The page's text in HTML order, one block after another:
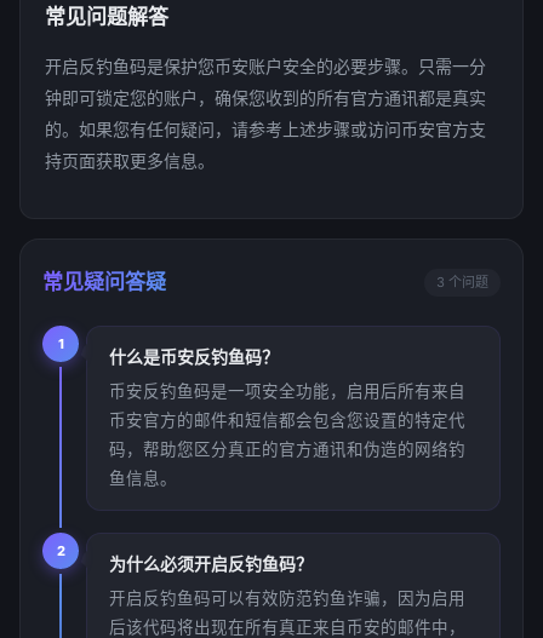
常见问题解答
开启反钓鱼码是保护您币安账户安全的必要步骤。只需一分
钟即可锁定您的账户，确保您收到的所有官方通讯都是真实
的。如果您有任何疑问，请参考上述步骤或访问币安官方支
持页面获取更多信息。
常见疑问答疑 3 个问题
1
什么是币安反钓鱼码？
币安反钓鱼码是一项安全功能，启用后所有来自
币安官方的邮件和短信都会包含您设置的特定代
码，帮助您区分真正的官方通讯和伪造的网络钓
鱼信息。
2
为什么必须开启反钓鱼码？
开启反钓鱼码可以有效防范钓鱼诈骗，因为启用
后该代码将出现在所有真正来自币安的邮件中，